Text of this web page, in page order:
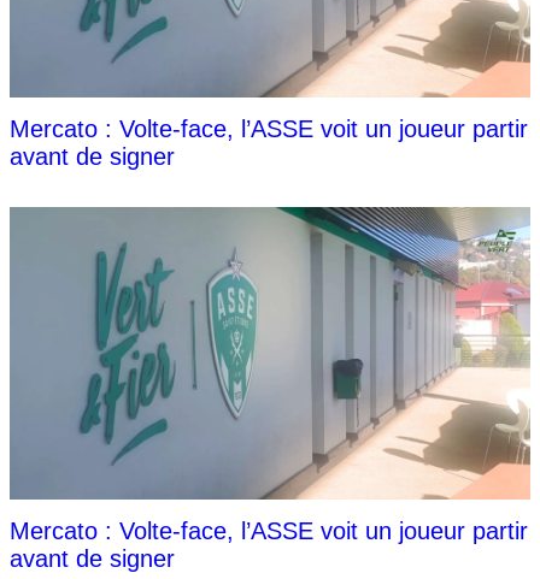
Mercato : Volte-face, l’ASSE voit un joueur partir
avant de signer
Mercato : Volte-face, l’ASSE voit un joueur partir
avant de signer